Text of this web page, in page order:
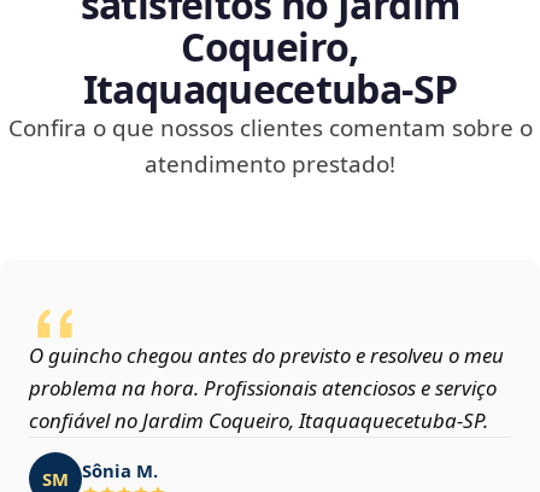
Coqueiro,
Itaquaquecetuba‑SP
Confira o que nossos clientes comentam sobre o
atendimento prestado!
O guincho chegou antes do previsto e resolveu o meu
problema na hora. Profissionais atenciosos e serviço
confiável no Jardim Coqueiro, Itaquaquecetuba‑SP.
SM Sônia M.